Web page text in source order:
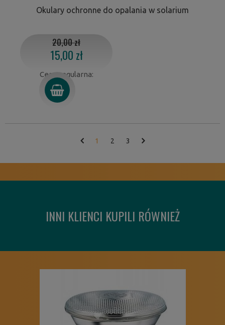
Okulary ochronne do opalania w solarium
15,00 zł
Cena regularna:
20,00 zł
1 2 3
INNI KLIENCI KUPILI RÓWNIEŻ